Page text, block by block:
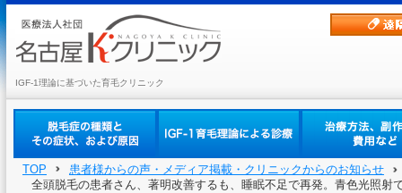
IGF-1理論に基づいた育毛クリニック
TOP
患者様からの声・メディア掲載・クリニックからのお知らせ
全頭脱毛の患者さん、著明改善するも、睡眠不足で再発。青色光照射